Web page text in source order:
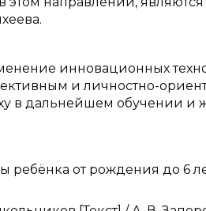
инновационных
и личностно-
в дальнейшем обучении и
ребёнка от рождения до 6